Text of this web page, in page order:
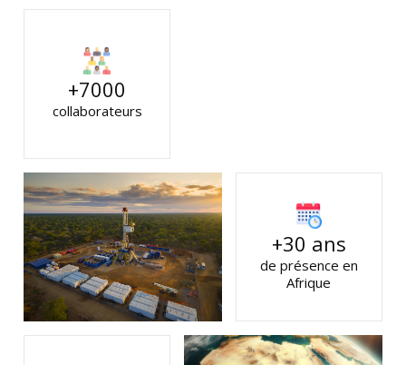
+7000
collaborateurs
+30 ans
de présence en
Afrique